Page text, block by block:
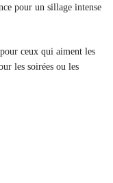
pour un sillage intense
ceux qui aiment les
les soirées ou les